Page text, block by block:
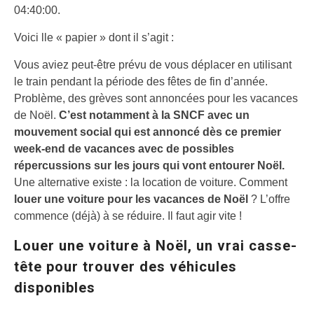
04:40:00.
Voici lle « papier » dont il s’agit :
Vous aviez peut-être prévu de vous déplacer en utilisant
le train pendant la période des fêtes de fin d’année.
Problème, des grèves sont annoncées pour les vacances
de Noël. C’est notamment à la SNCF avec un
mouvement social qui est annoncé dès ce premier
week-end de vacances avec de possibles
répercussions sur les jours qui vont entourer Noël.
Une alternative existe : la location de voiture. Comment
louer une voiture pour les vacances de Noël ? L’offre
commence (déjà) à se réduire. Il faut agir vite !
Louer une voiture à Noël, un vrai casse-
tête pour trouver des véhicules
disponibles